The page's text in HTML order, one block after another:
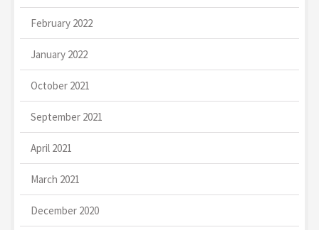
February 2022
January 2022
October 2021
September 2021
April 2021
March 2021
December 2020